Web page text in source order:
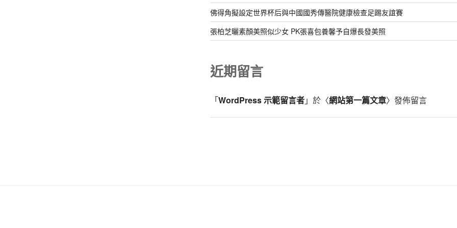
佛得角擬設定世界杯后與中國國秀傳醫院健康檢查足踢友誼賽
張柏芝曬素顏美照似少女 PK張喜包養馨予自爆長發美照
近期留言
「WordPress 示範留言者」於〈網站第一篇文章〉發佈留言